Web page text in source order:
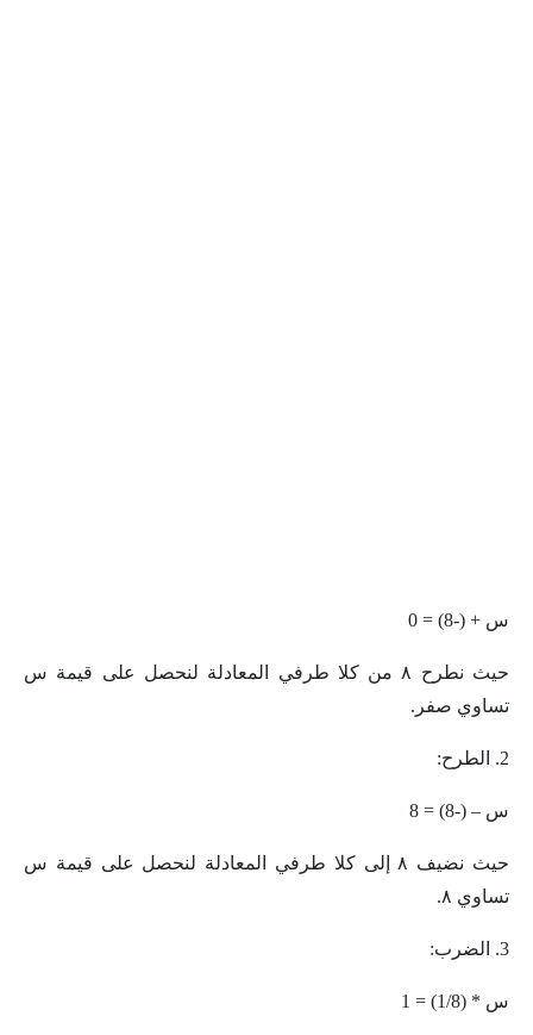
س + (-8) = 0
حيث نطرح ٨ من كلا طرفي المعادلة لنحصل على قيمة س
تساوي صفر.
2. الطرح:
س – (-8) = 8
حيث نضيف ٨ إلى كلا طرفي المعادلة لنحصل على قيمة س
تساوي ٨.
3. الضرب:
س * (1/8) = 1